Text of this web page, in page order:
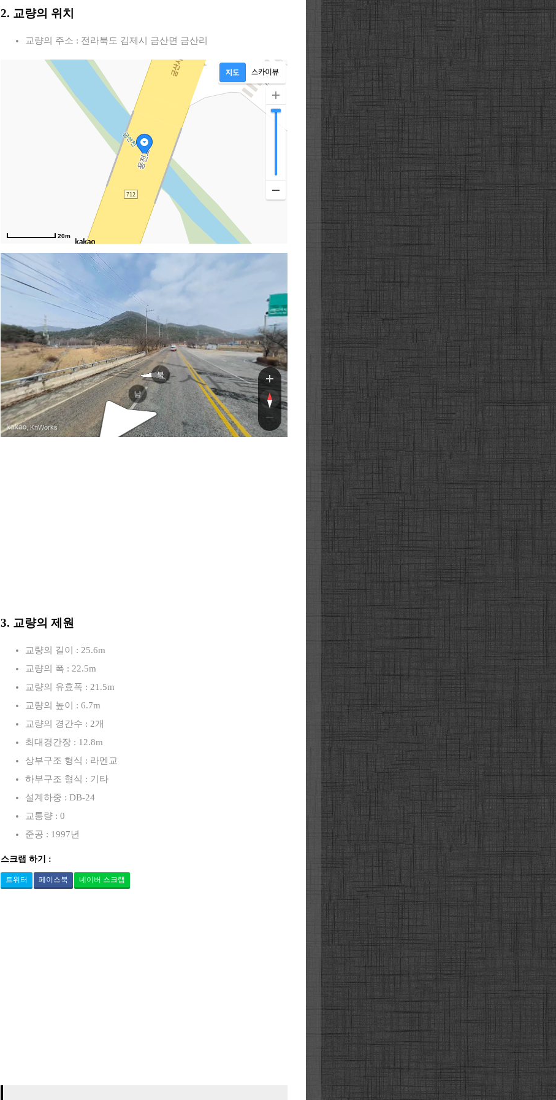
2. 교량의 위치
교량의 주소 : 전라북도 김제시 금산면 금산리
20m
금산사로
금산사로
북
남
, KnWorks
3. 교량의 제원
교량의 길이 : 25.6m
교량의 폭 : 22.5m
교량의 유효폭 : 21.5m
교량의 높이 : 6.7m
교량의 경간수 : 2개
최대경간장 : 12.8m
상부구조 형식 : 라멘교
하부구조 형식 : 기타
설계하중 : DB-24
교통량 : 0
준공 : 1997년
스크랩 하기 :
트위터 페이스북 네이버 스크랩